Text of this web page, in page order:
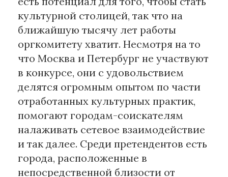
культурной столицей, так что на
ближайшую тысячу лет работы
оргкомитету хватит. Несмотря на то
что Москва и Петербург не участвуют
в конкурсе, они с удовольствием
делятся огромным опытом по части
отработанных культурных практик,
помогают городам-соискателям
налаживать сетевое взаимодействие
и так далее. Среди претендентов есть
города, расположенные в
непосредственной близости от